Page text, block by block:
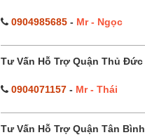
0904985685- Mr - Ngọc
Tư Vấn Hỗ Trợ Quận Thủ Đức
0904071157- Mr - Thái
Tư Vấn Hỗ Trợ Quận Tân Bình